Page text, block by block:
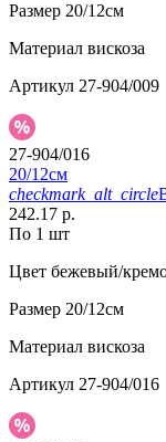
Размер 20/12см
Материал вискоза
Артикул 27-904/009
27-904/016
20/12см
checkmark_alt_circle
242.17 р.
По 1 шт
Цвет бежевый/
Размер 20/12см
Материал вискоза
Артикул 27-904/016